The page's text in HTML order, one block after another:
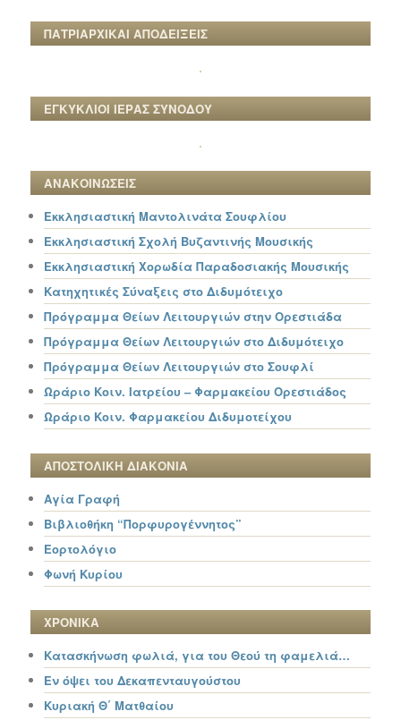
ΠΑΤΡΙΑΡΧΙΚΑΙ ΑΠΟΔΕΙΞΕΙΣ
ΕΓΚΥΚΛΙΟΙ ΙΕΡΑΣ ΣΥΝΟΔΟΥ
ΑΝΑΚΟΙΝΩΣΕΙΣ
Εκκλησιαστική Μαντολινάτα Σουφλίου
Εκκλησιαστική Σχολή Βυζαντινής Μουσικής
Εκκλησιαστική Χορωδία Παραδοσιακής Μουσικής
Κατηχητικές Σύναξεις στο Διδυμότειχο
Πρόγραμμα Θείων Λειτουργιών στην Ορεστιάδα
Πρόγραμμα Θείων Λειτουργιών στο Διδυμότειχο
Πρόγραμμα Θείων Λειτουργιών στο Σουφλί
Ωράριο Κοιν. Ιατρείου – Φαρμακείου Ορεστιάδος
Ωράριο Κοιν. Φαρμακείου Διδυμοτείχου
ΑΠΟΣΤΟΛΙΚΗ ΔΙΑΚΟΝΙΑ
Αγία Γραφή
Βιβλιοθήκη “Πορφυρογέννητος”
Εορτολόγιο
Φωνή Κυρίου
ΧΡΟΝΙΚΑ
Κατασκήνωση φωλιά, για του Θεού τη φαμελιά…
Εν όψει του Δεκαπενταυγούστου
Κυριακή Θ΄ Ματθαίου